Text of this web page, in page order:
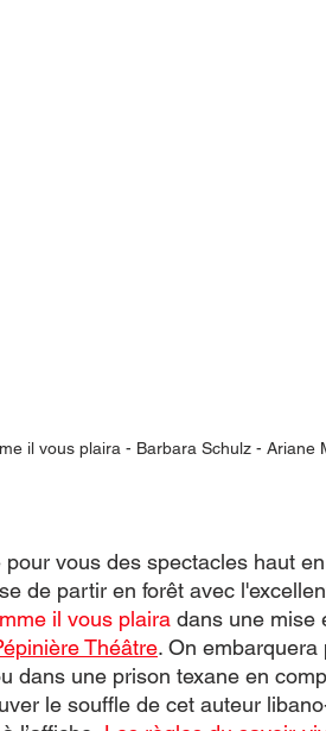
il vous plaira - Barbara Schulz - Ariane
vous des spectacles haut
de partir en forêt avec
il vous plaira dans une mise
Théâtre. On
dans une prison texane en
le souffle de cet auteur